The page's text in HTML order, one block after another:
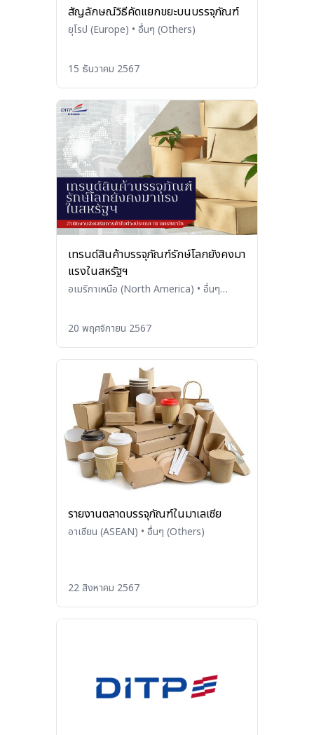
สัญลักษณ์วิธีคัดแยกขยะบนบรรจุภัณฑ์
ยุโรป (Europe) • อื่นๆ (Others)
15 ธันวาคม 2567
เทรนด์สินค้าบรรจุภัณฑ์รักษ์โลกยังคงมา
แรงในสหรัฐฯ
อเมริกาเหนือ (North America) • อื่นๆ
20 พฤศจิกายน 2567
รายงานตลาดบรรจุภัณฑ์ในมาเลเซีย
อาเซียน (ASEAN) • อื่นๆ (Others)
22 สิงหาคม 2567